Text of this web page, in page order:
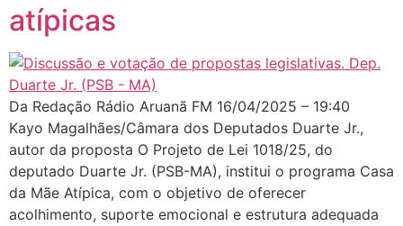
atípicas
Da Redação Rádio Aruanã FM 16/04/2025 – 19:40
Kayo Magalhães/Câmara dos Deputados Duarte Jr.,
autor da proposta O Projeto de Lei 1018/25, do
deputado Duarte Jr. (PSB-MA), institui o programa Casa
da Mãe Atípica, com o objetivo de oferecer
acolhimento, suporte emocional e estrutura adequada